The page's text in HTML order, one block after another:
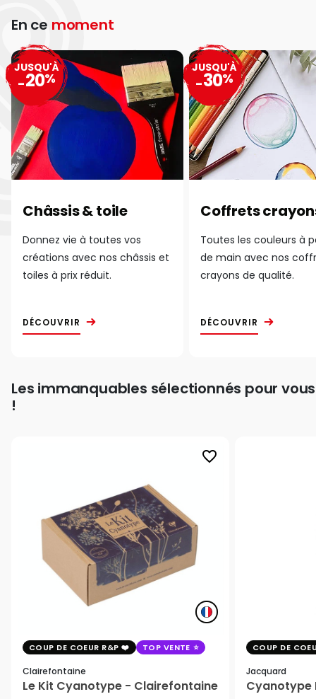
En ce moment
Châssis & toile
Donnez vie à toutes vos
créations avec nos châssis et
toiles à prix réduit.
DÉCOUVRIR
JUSQU'À
-20%
Coffrets
Toutes les couleurs à
de main avec nos
crayons de qualité.
DÉCOUVRIR
JUSQU'À
-30%
Les immanquables sélectionnés pour vous
!
favorite_border
COUP DE COEUR R&P TOP VENTE
Clairefontaine
Le Kit Cyanotype - Clairefontaine
COUP DE
Jacquard
Cyanotype